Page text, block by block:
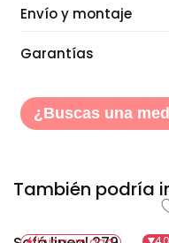
Envío y montaje
Garantías
¿Buscas una
También podría